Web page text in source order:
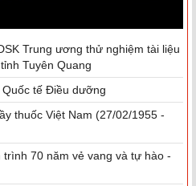
Trung ương thử nghiệm tài liệu
Tuyên Quang
tế Điều dưỡng
thuốc Việt Nam (27/02/1955 -
trình 70 năm vẻ vang và tự hào -